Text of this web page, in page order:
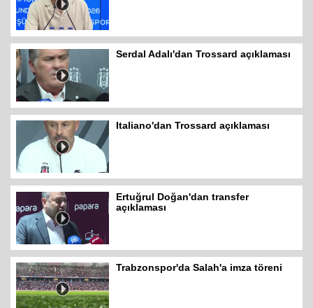
Serdal Adalı'dan Trossard açıklaması
Italiano'dan Trossard açıklaması
Ertuğrul Doğan'dan transfer
açıklaması
Trabzonspor'da Salah'a imza töreni